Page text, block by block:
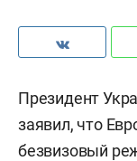
Президент
заявил, что
безвизовый